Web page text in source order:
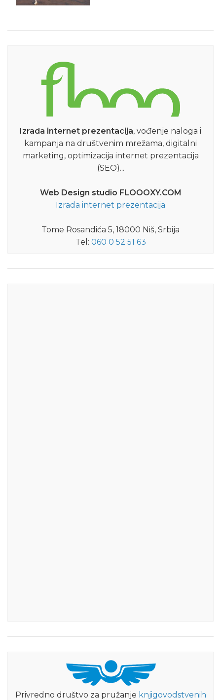
Izrada internet prezentacija, vođenje naloga i
kampanja na društvenim mrežama, digitalni
marketing, optimizacija internet prezentacija
(SEO)...
Web Design studio FLOOOXY.COM
Izrada internet prezentacija
Tome Rosandića 5, 18000 Niš, Srbija
Tel: 060 0 52 51 63
Privredno društvo za pružanje knjigovodstvenih